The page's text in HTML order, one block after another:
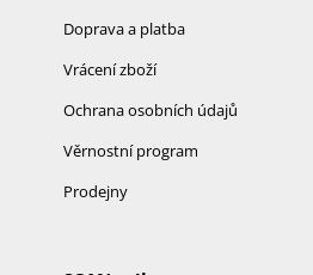
Doprava a platba
Vrácení zboží
Ochrana osobních údajů
Věrnostní program
Prodejny